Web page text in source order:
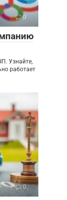
0
Узнайте,
работает
0